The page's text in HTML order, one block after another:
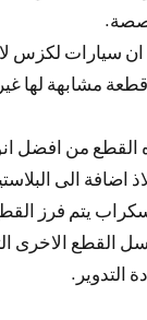
سيارات لكزس
مشابهة لها
من افضل
اضافة الى
يتم فرز
القطع الاخرى
التدوير.